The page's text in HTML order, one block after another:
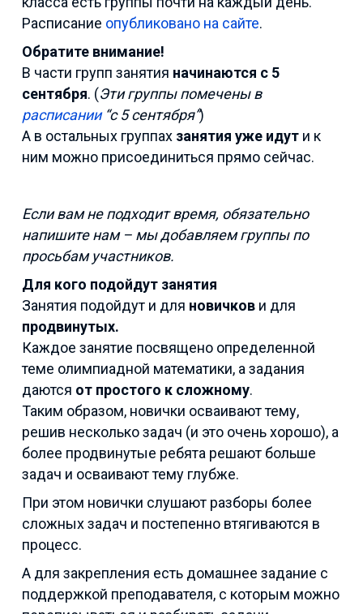
Расписание опубликовано на сайте.
Обратите внимание!
В части групп занятия начинаются с 5
сентября. (Эти группы помечены в
расписании “с 5 сентября”)
А в остальных группах занятия уже идут и к
ним можно присоединиться прямо сейчас.
Если вам не подходит время, обязательно
напишите нам – мы добавляем группы по
просьбам участников.
Для кого подойдут занятия
Занятия подойдут и для новичков и для
продвинутых.
Каждое занятие посвящено определенной
теме олимпиадной математики, а задания
даются от простого к сложному.
Таким образом, новички осваивают тему,
решив несколько задач (и это очень хорошо), а
более продвинутые ребята решают больше
задач и осваивают тему глубже.
При этом новички слушают разборы более
сложных задач и постепенно втягиваются в
процесс.
А для закрепления есть домашнее задание с
поддержкой преподавателя, с которым можно